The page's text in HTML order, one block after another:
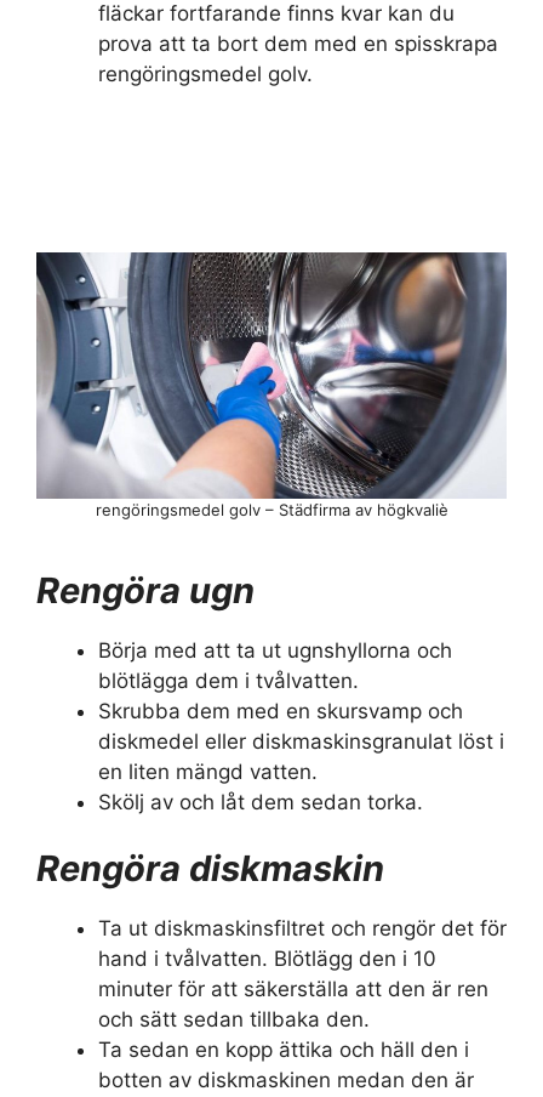
fläckar fortfarande finns kvar kan du
prova att ta bort dem med en spisskrapa
rengöringsmedel golv.
Rengöra ugn
Börja med att ta ut ugnshyllorna och
blötlägga dem i tvålvatten.
Skrubba dem med en skursvamp och
diskmedel eller diskmaskinsgranulat löst i
en liten mängd vatten.
Skölj av och låt dem sedan torka.
Rengöra diskmaskin
Ta ut diskmaskinsfiltret och rengör det för
hand i tvålvatten. Blötlägg den i 10
minuter för att säkerställa att den är ren
och sätt sedan tillbaka den.
Ta sedan en kopp ättika och häll den i
botten av diskmaskinen medan den är
rengöringsmedel golv – Städfirma av högkvaliè